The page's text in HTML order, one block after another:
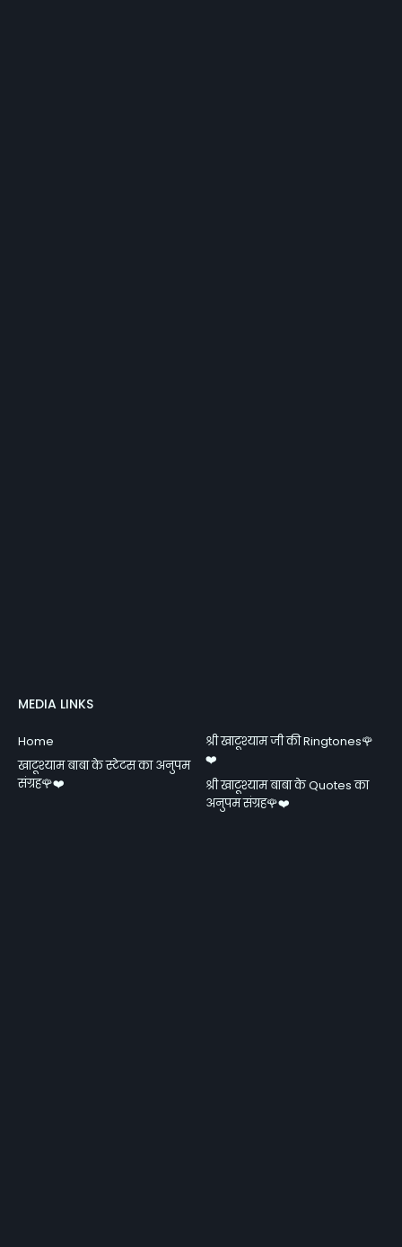
MEDIA LINKS
Home
श्री खाटूश्याम जी की Ringtones🌹
❤️
खाटूश्याम बाबा के स्टेटस का अनुपम
संग्रह🌹❤️
श्री खाटूश्याम बाबा के Quotes का
अनुपम संग्रह🌹❤️